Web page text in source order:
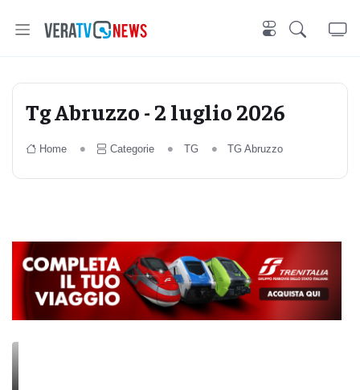
Tg Abruzzo - 2 luglio 2026
Home Categorie TG TG Abruzzo